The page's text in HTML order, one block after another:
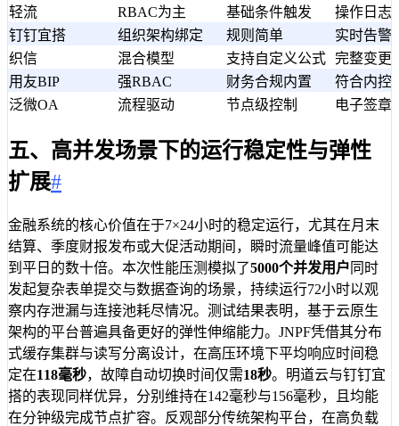
轻流 RBAC为主 基础条件触发
操作日志
钉钉宜搭
组织架构绑定 规则简单
实时告警
织信
混合模型 支持自定义公式 完整变更
用友BIP
强RBAC 财务合规内置
符合内控
泛微OA
流程驱动 节点级控制 电子签章
五、高并发场景下的运行稳定性与弹性
扩展#
金融系统的核心价值在于7×24小时的稳定运行，尤其在月末
结算、季度财报发布或大促活动期间，瞬时流量峰值可能达
到平日的数十倍。本次性能压测模拟了5000个并发用户 同时
发起复杂表单提交与数据查询的场景，持续运行72小时以观
察内存泄漏与连接池耗尽情况。测试结果表明，基于云原生
架构的平台普遍具备更好的弹性伸缩能力。JNPF凭借其分布
式缓存集群与读写分离设计，在高压环境下平均响应时间稳
定在118毫秒，故障自动切换时间仅需18秒。明道云与钉钉宜
搭的表现同样优异，分别维持在142毫秒与156毫秒，且均能
在分钟级完成节点扩容。反观部分传统架构平台，在高负载